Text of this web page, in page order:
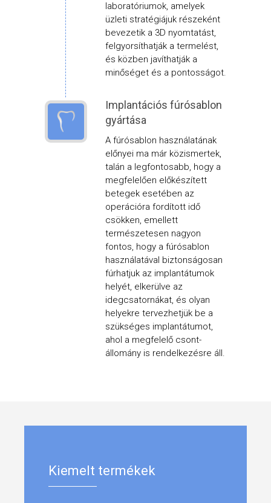
laboratóriumok, amelyek
üzleti stratégiájuk részeként
bevezetik a 3D nyomtatást,
felgyorsíthatják a termelést,
és közben javíthatják a
minőséget és a pontosságot.
Implantációs fúrósablon
gyártása
A fúrósablon használatának
előnyei ma már közismertek,
talán a legfontosabb, hogy a
megfelelően előkészített
betegek esetében az
operációra fordított idő
csökken, emellett
természetesen nagyon
fontos, hogy a fúrósablon
használatával biztonságosan
fúrhatjuk az implantátumok
helyét, elkerülve az
idegcsatornákat, és olyan
helyekre tervezhetjük be a
szükséges implantátumot,
ahol a megfelelő csont-
állomány is rendelkezésre áll.
Kiemelt termékek